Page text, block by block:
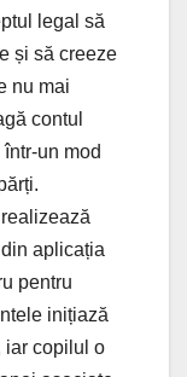
legal să
și să creeze
nu mai
contul
un mod
aplicația
pentru
inițiază
iar copilul o